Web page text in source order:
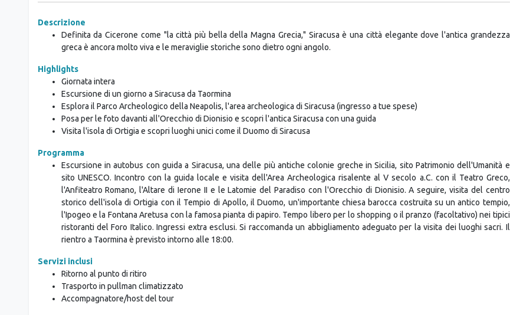
Descrizione
Definita da Cicerone come "la città più bella della Magna Grecia," Siracusa è una città elegante dove l'antica grandezza
greca è ancora molto viva e le meraviglie storiche sono dietro ogni angolo.
Highlights
Giornata intera
Escursione di un giorno a Siracusa da Taormina
Esplora il Parco Archeologico della Neapolis, l'area archeologica di Siracusa (ingresso a tue spese)
Posa per le foto davanti all'Orecchio di Dionisio e scopri l'antica Siracusa con una guida
Visita l'isola di Ortigia e scopri luoghi unici come il Duomo di Siracusa
Programma
Escursione in autobus con guida a Siracusa, una delle più antiche colonie greche in Sicilia, sito Patrimonio dell'Umanità e
sito UNESCO. Incontro con la guida locale e visita dell'Area Archeologica risalente al V secolo a.C. con il Teatro Greco,
l'Anfiteatro Romano, l'Altare di Ierone II e le Latomie del Paradiso con l'Orecchio di Dionisio. A seguire, visita del centro
storico dell'isola di Ortigia con il Tempio di Apollo, il Duomo, un'importante chiesa barocca costruita su un antico tempio,
l'Ipogeo e la Fontana Aretusa con la famosa pianta di papiro. Tempo libero per lo shopping o il pranzo (facoltativo) nei tipici
ristoranti del Foro Italico. Ingressi extra esclusi. Si raccomanda un abbigliamento adeguato per la visita dei luoghi sacri. Il
rientro a Taormina è previsto intorno alle 18:00.
Servizi inclusi
Ritorno al punto di ritiro
Trasporto in pullman climatizzato
Accompagnatore/host del tour